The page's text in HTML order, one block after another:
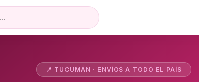
📍 TUCUMÁN · ENVÍOS A TODO EL PAÍS